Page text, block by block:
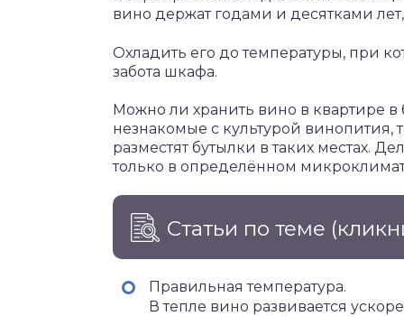
вино держат годами и десятками
Охладить его до температуры, при
забота шкафа.
Можно ли хранить вино в квартире
незнакомые с культурой винопития,
разместят бутылки в таких местах.
только в определённом
Статьи по теме
Правильная температура.
В тепле вино развивается